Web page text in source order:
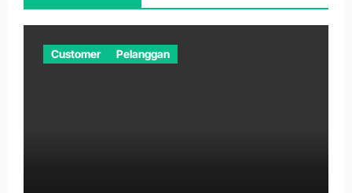
Customer Pelanggan